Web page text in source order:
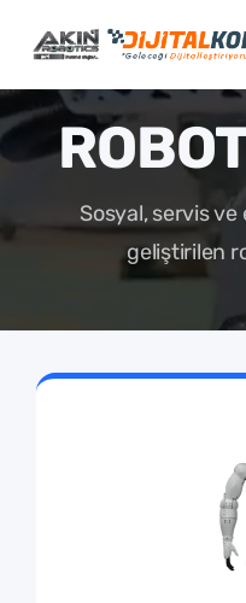
Sosyal, servis
geliştirilen